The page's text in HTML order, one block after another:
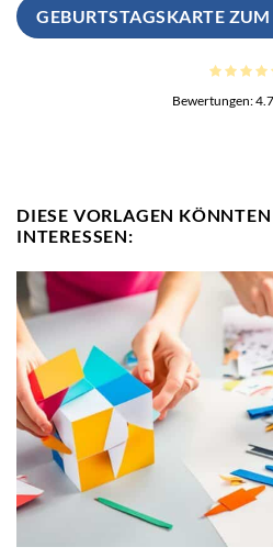
GEBURTSTAGSKARTE
Bewertungen:4.7
DIESE VORLAGEN
INTERESSEN: